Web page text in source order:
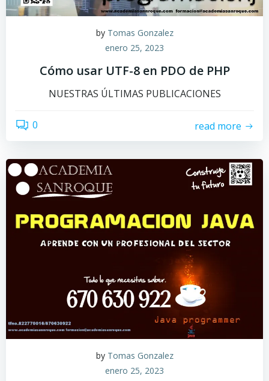
by Tomas Gonzalez
enero 25, 2023
Cómo usar UTF-8 en PDO de PHP
NUESTRAS ÚLTIMAS PUBLICACIONES
0 read more
by Tomas Gonzalez
enero 25, 2023